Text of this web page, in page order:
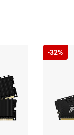
-32%